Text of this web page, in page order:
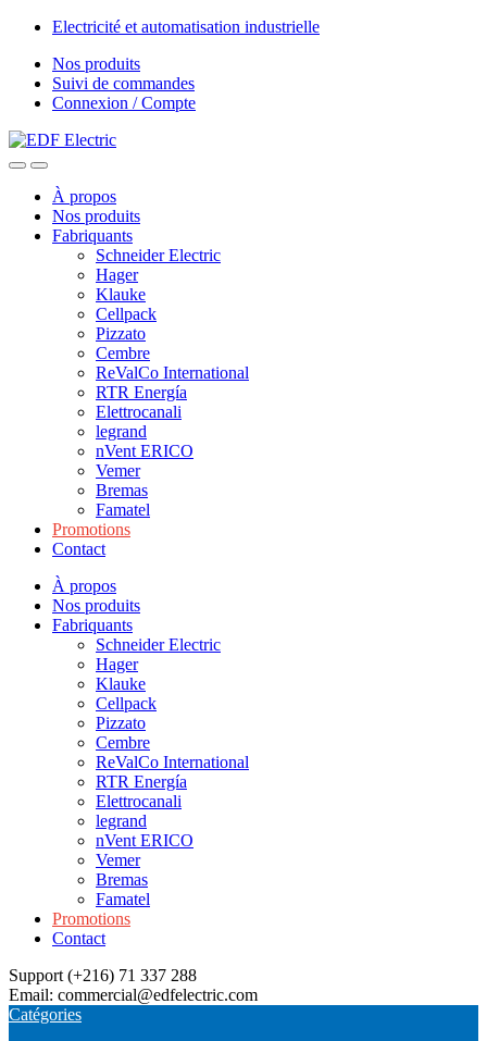
Skip
navigation
Skip
content
Electricité et automatisation industrielle
Nos produits
Suivi de commandes
Connexion / Compte
À propos
Nos produits
Fabriquants
Schneider Electric
Hager
Klauke
Cellpack
Pizzato
Cembre
ReValCo International
RTR Energía
Elettrocanali
legrand
nVent ERICO
Vemer
Bremas
Famatel
Promotions
Contact
À propos
Nos produits
Fabriquants
Schneider Electric
Hager
Klauke
Cellpack
Pizzato
Cembre
ReValCo International
RTR Energía
Elettrocanali
legrand
nVent ERICO
Vemer
Bremas
Famatel
Promotions
Contact
Support (+216) 71 337 288
Email: commercial@edfelectric.com
Catégories